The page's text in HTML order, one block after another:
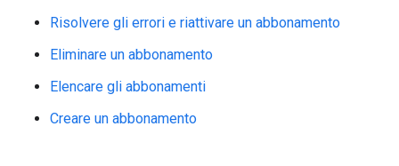
Risolvere gli errori e riattivare un abbonamento
Eliminare un abbonamento
Elencare gli abbonamenti
Creare un abbonamento